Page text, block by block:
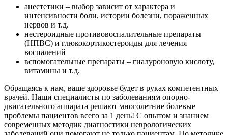
анестетики – выбор зависит от характера и
интенсивности боли, истории болезни, пораженных
нервов и т.д.
нестероидные противовоспалительные препараты
(НПВС) и глюкокортикостероиды для лечения
воспалений
вспомогательные препараты – гиалуроновую кислоту,
витамины и т.д.
Обращаясь к нам, ваше здоровье будет в руках компетентных
врачей. Наши специалисты по заболеваниям опорно-
двигательного аппарата решают многолетние болевые
проблемы пациентов всего за 1 день! С опытом и знанием
современных методик диагностики неврологических